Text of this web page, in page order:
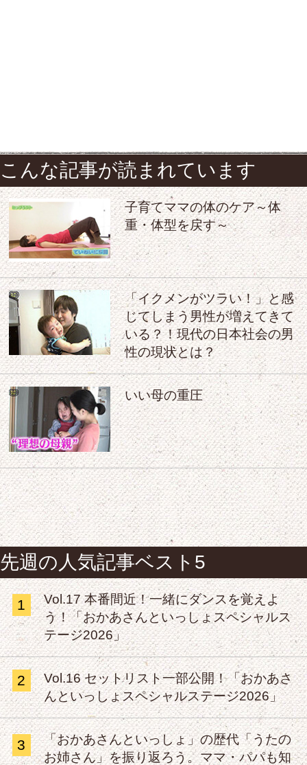
こんな記事が読まれています
子育てママの体のケア～体
重・体型を戻す～
「イクメンがツラい！」と感
じてしまう男性が増えてきて
いる？！現代の日本社会の男
性の現状とは？
いい母の重圧
先週の人気記事ベスト5
1
Vol.17 本番間近！一緒にダンスを覚えよ
う！「おかあさんといっしょスペシャルス
テージ2026」
2
Vol.16 セットリスト一部公開！「おかあさ
んといっしょスペシャルステージ2026」
3
「おかあさんといっしょ」の歴代「うたの
お姉さん」を振り返ろう。ママ・パパも知